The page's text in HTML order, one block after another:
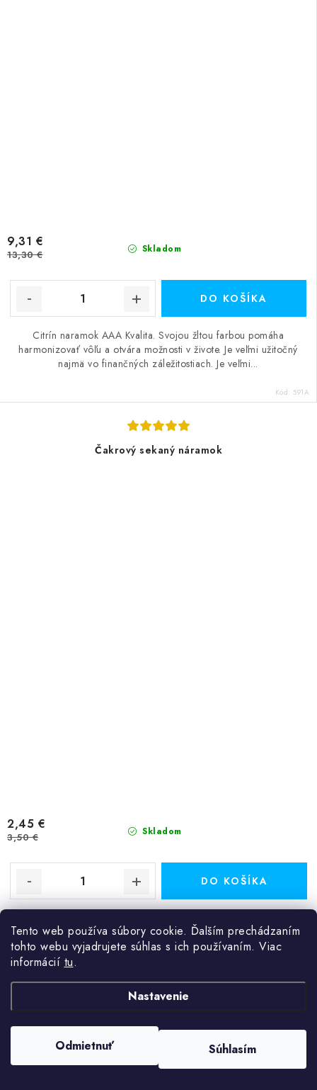
Tento web používa súbory cookie. Ďalším prechádzaním
tohto webu vyjadrujete súhlas s ich používaním. Viac
informácií tu.
Nastavenie
Odmietnuť Súhlasím
Skladom
9,31 €
13,30 €
DO KOŠÍKA
Citrín naramok AAA Kvalita. Svojou žltou farbou pomáha
harmonizovať vôľu a otvára možnosti v živote. Je veľmi užitočný
najmä vo finančných záležitostiach. Je veľmi...
Kód: 591A
Čakrový sekaný náramok
Skladom
2,45 €
3,50 €
DO KOŠÍKA
šperku, ktorý je zložený z rôznych čakrových kameňov, ktoré sú
navrhnuté tak, aby harmonizovali a...
Dračí náramok achát a hematit